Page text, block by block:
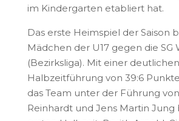
im Kindergarten etabliert hat.
Das erste Heimspiel der Saison
Mädchen der U17 gegen die SG
(Bezirksliga). Mit einer deutlichen
Halbzeitführung von 39:6
das Team unter der Führung
Reinhardt und Jens Martin Jung